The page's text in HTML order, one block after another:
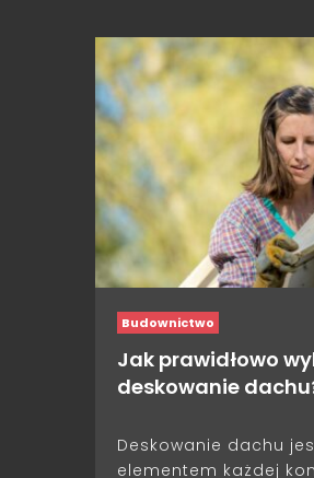
Budownictwo
Jak prawidłowo
deskowanie
Deskowanie dachu
elementem każdej